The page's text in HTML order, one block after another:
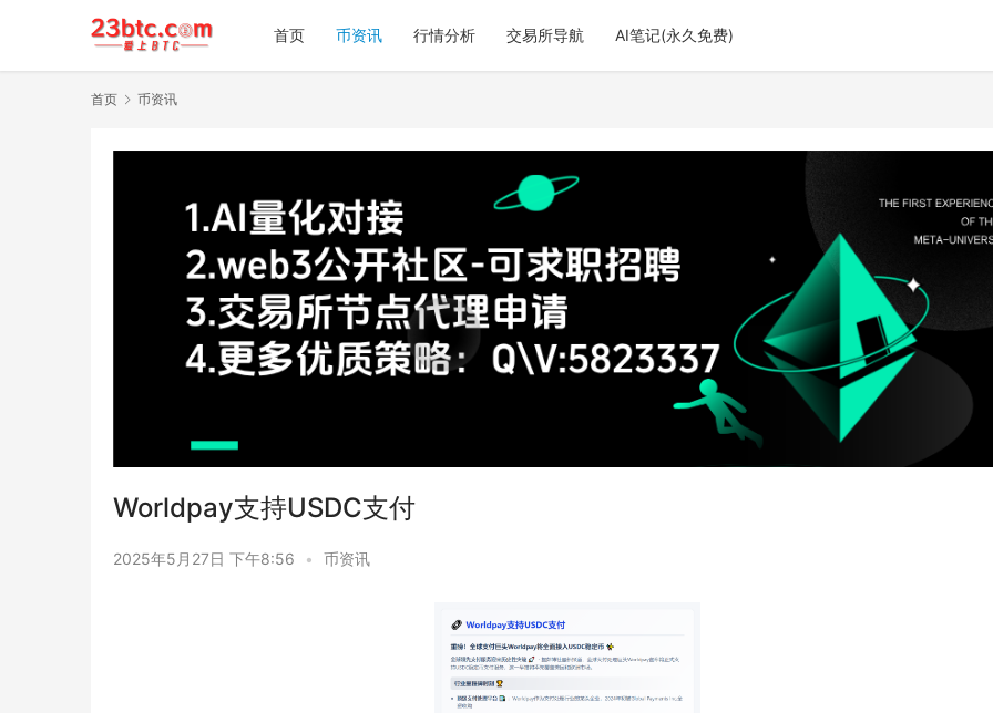
首页 币资讯 行情分析 交易所导航 AI笔记(永久免费)
首页 币资讯
Worldpay支持USDC支付
2025年5月27日 下午8:56 • 币资讯